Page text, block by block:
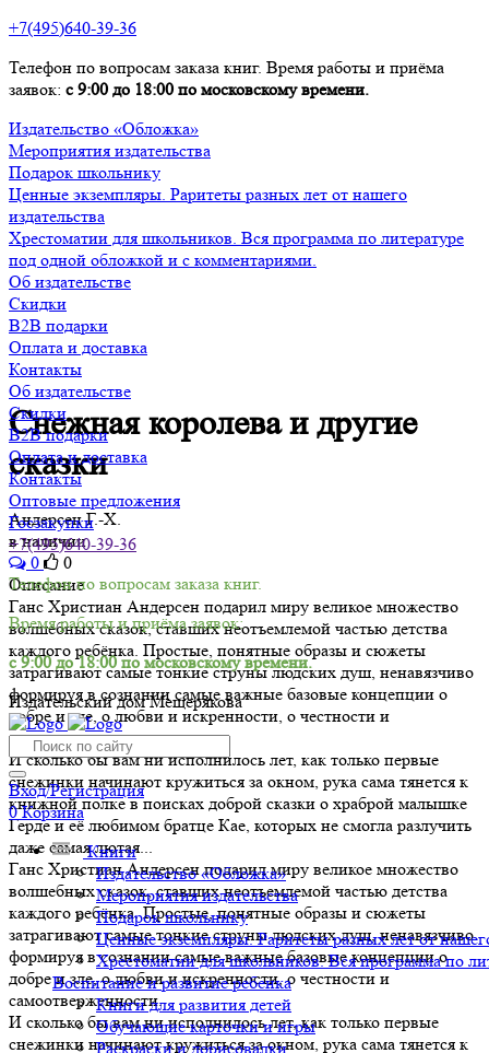
+7(495)640-39-36
Телефон по вопросам заказа книг. Время работы и приёма
заявок: с 9:00 до 18:00 по московскому времени.
Издательство «Обложка»
Мероприятия издательства
Подарок школьнику
Ценные экземпляры. Раритеты разных лет от нашего
издательства
Хрестоматии для школьников. Вся программа по литературе
под одной обложкой и с комментариями.
Об издательстве
Скидки
B2B подарки
Оплата и доставка
Контакты
Об издательстве
Скидки
B2B подарки
Оплата и доставка
Контакты
Оптовые предложения
Госзакупки
+7(495)640-39-36
Телефон по вопросам заказа книг.
Время работы и приёма заявок:
с 9:00 до 18:00 по московскому времени.
Издательский дом Мещерякова
Вход/Регистрация
0 Корзина
Книги
Издательство «Обложка»
Мероприятия издательства
Подарок школьнику
Ценные экземпляры. Раритеты разных лет от
Хрестоматии для школьников. Вся программа по
Воспитание и развитие ребенка
Книги для развития детей
Обучающие карточки и игры
Раскраски и дорисовалки
Снежная королева и другие
сказки
Андерсен Г.-Х.
в наличии
0
0
Описание
Ганс Христиан Андерсен подарил миру великое множество
волшебных сказок, ставших неотъемлемой частью детства
каждого ребёнка. Простые, понятные образы и сюжеты
затрагивают самые тонкие струны людских душ, ненавязчиво
формируя в сознании самые важные базовые концепции о
добре и зле, о любви и искренности, о честности и
самоотверженности.
И сколько бы вам ни исполнилось лет, как только первые
снежинки начинают кружиться за окном, рука сама тянется к
книжной полке в поисках доброй сказки о храброй малышке
Герде и её любимом братце Кае, которых не смогла разлучить
даже самая лютая...
Ганс Христиан Андерсен подарил миру великое множество
волшебных сказок, ставших неотъемлемой частью детства
каждого ребёнка. Простые, понятные образы и сюжеты
затрагивают самые тонкие струны людских душ, ненавязчиво
формируя в сознании самые важные базовые концепции о
добре и зле, о любви и искренности, о честности и
самоотверженности.
И сколько бы вам ни исполнилось лет, как только первые
снежинки начинают кружиться за окном, рука сама тянется к